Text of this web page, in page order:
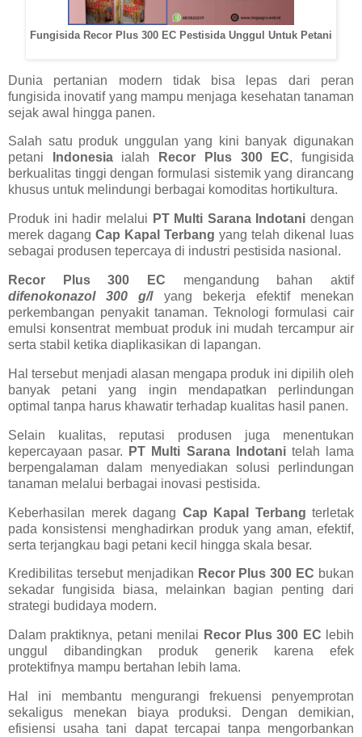
Fungisida Recor Plus 300 EC Pestisida Unggul Untuk Petani
Dunia pertanian modern tidak bisa lepas dari peran
fungisida inovatif yang mampu menjaga kesehatan tanaman
sejak awal hingga panen.
Salah satu produk unggulan yang kini banyak digunakan
petani
Indonesia ialah Recor Plus 300 EC, fungisida
berkualitas tinggi dengan formulasi sistemik yang dirancang
khusus untuk melindungi berbagai komoditas hortikultura.
Produk ini hadir melalui PT Multi Sarana Indotani dengan
merek dagang Cap Kapal Terbang yang telah dikenal luas
sebagai produsen tepercaya di industri pestisida nasional.
Recor Plus 300 EC mengandung bahan aktif
difenokonazol 300 g/lyang bekerja efektif menekan
perkembangan penyakit tanaman. Teknologi formulasi cair
emulsi konsentrat membuat produk ini mudah tercampur air
serta stabil ketika diaplikasikan di lapangan.
Hal tersebut menjadi alasan mengapa produk ini dipilih oleh
banyak petani yang ingin mendapatkan perlindungan
optimal tanpa harus khawatir terhadap kualitas hasil panen.
Selain kualitas, reputasi produsen juga menentukan
kepercayaan pasar.
PT Multi Sarana Indotanitelah lama
berpengalaman dalam menyediakan solusi perlindungan
tanaman melalui berbagai inovasi pestisida.
Keberhasilan merek dagang Cap Kapal Terbang terletak
pada konsistensi menghadirkan produk yang aman, efektif,
serta terjangkau bagi petani kecil hingga skala besar.
Kredibilitas tersebut menjadikan Recor Plus 300 EC bukan
sekadar fungisida biasa, melainkan bagian penting dari
strategi budidaya modern.
Dalam praktiknya, petani menilai Recor Plus 300 EC lebih
unggul dibandingkan produk generik karena efek
protektifnya mampu bertahan lebih lama.
Hal ini membantu mengurangi frekuensi penyemprotan
sekaligus menekan biaya produksi. Dengan demikian,
efisiensi usaha tani dapat tercapai tanpa mengorbankan